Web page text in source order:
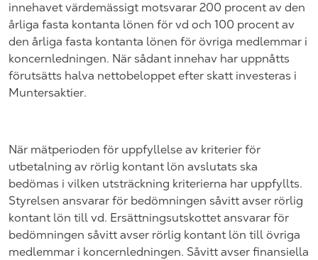
innehavet värdemässigt motsvarar 200 procent av den
årliga fasta kontanta lönen för vd och 100 procent av
den årliga fasta kontanta lönen för övriga medlemmar i
koncernledningen. När sådant innehav har uppnåtts
förutsätts halva nettobeloppet efter skatt investeras i
Muntersaktier.
När mätperioden för uppfyllelse av kriterier för
utbetalning av rörlig kontant lön avslutats ska
bedömas i vilken utsträckning kriterierna har uppfyllts.
Styrelsen ansvarar för bedömningen såvitt avser rörlig
kontant lön till vd. Ersättningsutskottet ansvarar för
bedömningen såvitt avser rörlig kontant lön till övriga
medlemmar i koncernledningen. Såvitt avser finansiella